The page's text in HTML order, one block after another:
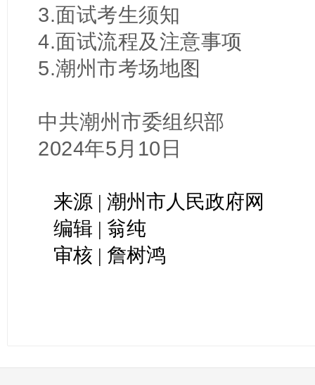
3.面试考生须知
4.面试流程及注意事项
5.潮州市考场地图
中共潮州市委组织部
2024年5月10日
来源 | 潮州市人民政府网
编辑 | 翁纯
审核 | 詹树鸿